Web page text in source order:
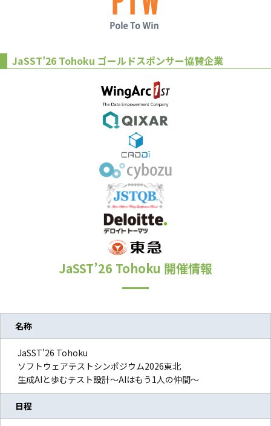
JaSST’26 Tohoku ゴールドスポンサー協賛企業
JaSST’26 Tohoku 開催情報
名称
JaSST'26 Tohoku
ソフトウェアテストシンポジウム2026東北
生成AIと歩むテスト設計〜AIはもう1人の仲間〜
日程